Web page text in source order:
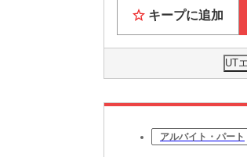
キープに追加
UT
アルバイト・パート